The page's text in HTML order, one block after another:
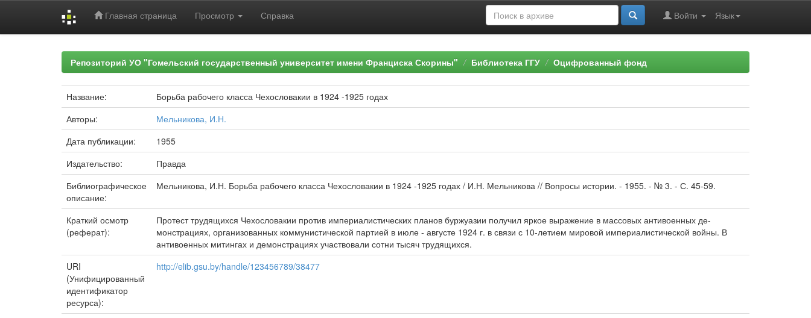
Главная страница Просмотр Справка Язык
Войти
Репозиторий УО "Гомельский государственный университет имени Франциска Скорины" Библиотека ГГУ Оцифрованный фонд
Название:
Борьба рабочего класса Чехословакии в 1924 -1925 годах
Авторы:
Мельникова, И.Н.
Дата публикации:
1955
Издательство:
Правда
Библиографическое
описание:
Мельникова, И.Н. Борьба рабочего класса Чехословакии в 1924 -1925 годах / И.Н. Мельникова // Вопросы истории. - 1955. - № 3. - С. 45-59.
Краткий осмотр
(реферат):
Протест трудящихся Чехословакии против империалистических планов буржуазии получил яркое выражение в массовых антивоенных де­
монстрациях, организованных коммунистической партией в июле - августе 1924 г. в связи с 10-летием мировой империалистической войны. В
антивоенных митингах и демонстрациях участвовали сотни тысяч трудящихся.
URI
(Унифицированный
идентификатор
ресурса):
http://elib.gsu.by/handle/123456789/38477